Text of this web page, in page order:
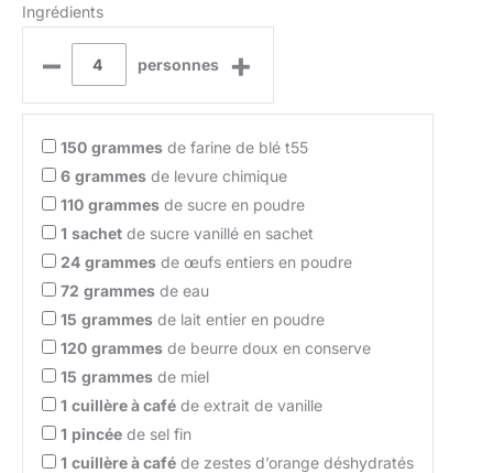
Ingrédients
– personnes +
150 grammes de farine de blé t55
6 grammes de levure chimique
110 grammes de sucre en poudre
1 sachet de sucre vanillé en sachet
24 grammes de œufs entiers en poudre
72 grammes de eau
15 grammes de lait entier en poudre
120 grammes de beurre doux en conserve
15 grammes de miel
1 cuillère à café de extrait de vanille
1 pincée de sel fin
1 cuillère à café de zestes d’orange déshydratés